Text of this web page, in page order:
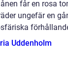
får en rosa
ungefär en
Uddenholm